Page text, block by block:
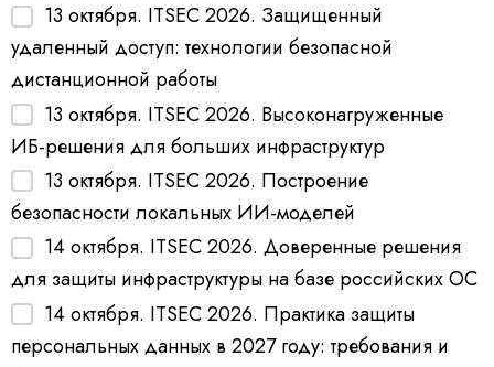
13 октября. ITSEC 2026. Защищенный
удаленный доступ: технологии безопасной
дистанционной работы
13 октября. ITSEC 2026. Высоконагруженные
ИБ-решения для больших инфраструктур
13 октября. ITSEC 2026. Построение
безопасности локальных ИИ-моделей
14 октября. ITSEC 2026. Доверенные решения
для защиты инфраструктуры на базе российских ОС
14 октября. ITSEC 2026. Практика защиты
персональных данных в 2027 году: требования и